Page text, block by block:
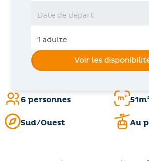
6 personnes
Sud/Ouest Au
Voir les